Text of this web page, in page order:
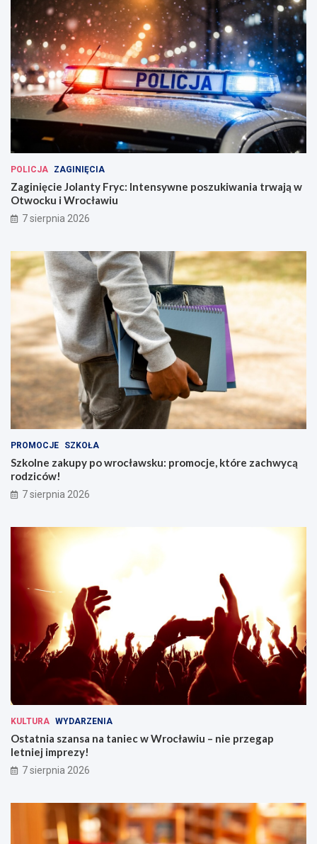
POLICJA ZAGINIĘCIA
Zaginięcie Jolanty Fryc: Intensywne poszukiwania trwają w
Otwocku i Wrocławiu
7 sierpnia 2026
PROMOCJE SZKOŁA
Szkolne zakupy po wrocławsku: promocje, które zachwycą
rodziców!
7 sierpnia 2026
KULTURA WYDARZENIA
Ostatnia szansa na taniec w Wrocławiu – nie przegap
letniej imprezy!
7 sierpnia 2026